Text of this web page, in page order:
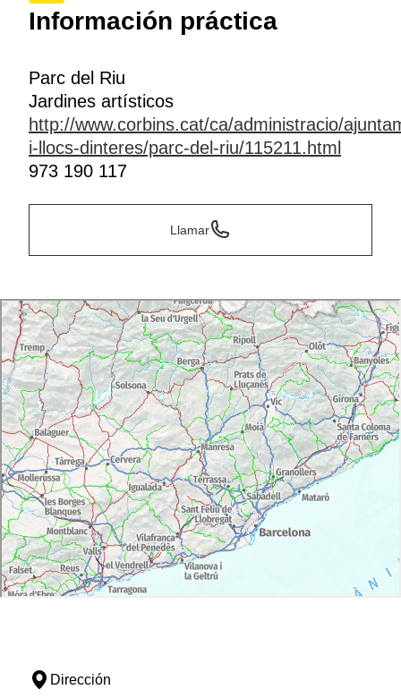
Información práctica
Parc del Riu
Jardines artísticos
http://www.corbins.cat/ca/administracio/
i-llocs-dinteres/parc-del-riu/115211.html
973 190 117
Llamar
Dirección